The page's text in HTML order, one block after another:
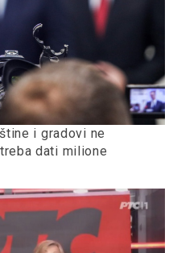
i gradovi ne
dati milione